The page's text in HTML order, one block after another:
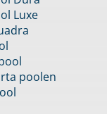
Luxe
poolen